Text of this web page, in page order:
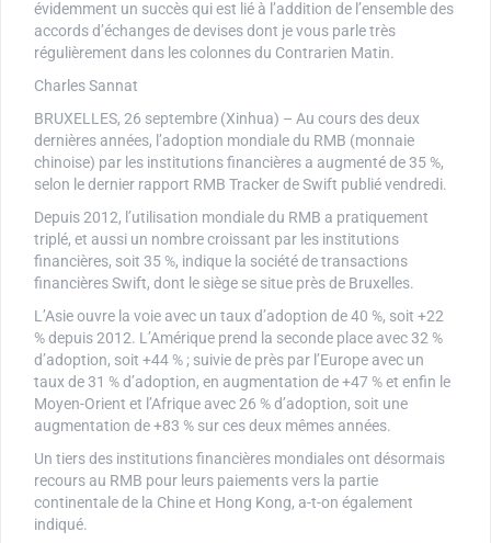
évidemment un succès qui est lié à l’addition de l’ensemble des
accords d’échanges de devises dont je vous parle très
régulièrement dans les colonnes du Contrarien Matin.
Charles Sannat
BRUXELLES, 26 septembre (Xinhua) – Au cours des deux
dernières années, l’adoption mondiale du RMB (monnaie
chinoise) par les institutions financières a augmenté de 35 %,
selon le dernier rapport RMB Tracker de Swift publié vendredi.
Depuis 2012, l’utilisation mondiale du RMB a pratiquement
triplé, et aussi un nombre croissant par les institutions
financières, soit 35 %, indique la société de transactions
financières Swift, dont le siège se situe près de Bruxelles.
L’Asie ouvre la voie avec un taux d’adoption de 40 %, soit +22
% depuis 2012. L’Amérique prend la seconde place avec 32 %
d’adoption, soit +44 % ; suivie de près par l’Europe avec un
taux de 31 % d’adoption, en augmentation de +47 % et enfin le
Moyen-Orient et l’Afrique avec 26 % d’adoption, soit une
augmentation de +83 % sur ces deux mêmes années.
Un tiers des institutions financières mondiales ont désormais
recours au RMB pour leurs paiements vers la partie
continentale de la Chine et Hong Kong, a-t-on également
indiqué.